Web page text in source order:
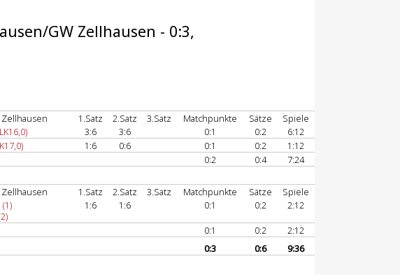
GW Zellhausen - 0:3,
Zellhausen 1.Satz 2.Satz 3.Satz Matchpunkte Sätze
Spiele
3:6 3:6 0:1 0:2
6:12
1:6 0:6 0:1 0:2
1:12
0:2 0:4
7:24
Zellhausen 1.Satz 2.Satz 3.Satz Matchpunkte Sätze
Spiele
1:6 1:6 0:1 0:2
2:12
0:1 0:2
2:12
0:3 0:6 9:36